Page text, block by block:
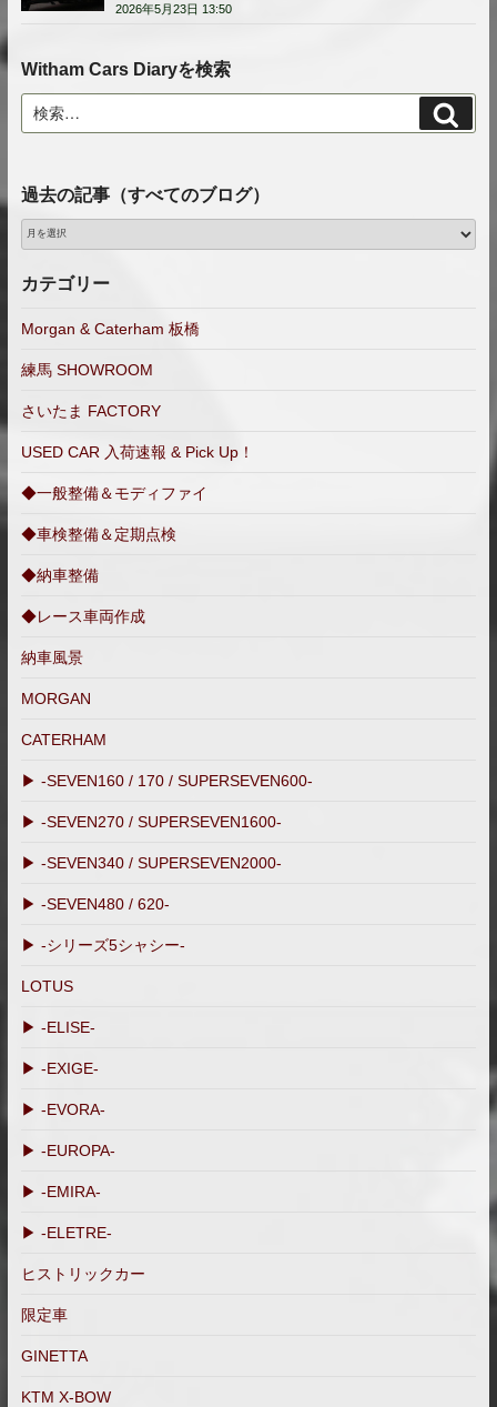
2026年5月23日 13:50
Witham Cars Diaryを検索
索:
過去の記事（すべてのブログ）
過
去
の
事
べ
ブ
グ）
カテゴリー
Morgan & Caterham 板橋
練馬 SHOWROOM
さいたま FACTORY
USED CAR 入荷速報 & Pick Up！
◆一般整備＆モディファイ
◆車検整備＆定期点検
◆納車整備
◆レース車両作成
納車風景
MORGAN
CATERHAM
▶ -SEVEN160 / 170 / SUPERSEVEN600-
▶ -SEVEN270 / SUPERSEVEN1600-
▶ -SEVEN340 / SUPERSEVEN2000-
▶ -SEVEN480 / 620-
▶ -シリーズ5シャシー-
LOTUS
▶ -ELISE-
▶ -EXIGE-
▶ -EVORA-
▶ -EUROPA-
▶ -EMIRA-
▶ -ELETRE-
ヒストリックカー
限定車
GINETTA
KTM X-BOW